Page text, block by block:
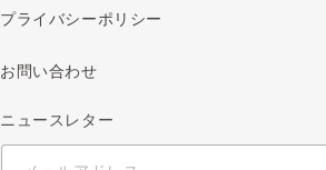
プライバシーポリシー
お問い合わせ
ニュースレター